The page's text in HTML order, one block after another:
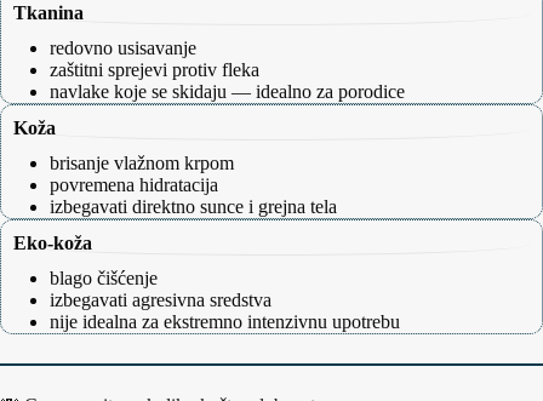
Tkanina
redovno usisavanje
zaštitni sprejevi protiv fleka
navlake koje se skidaju — idealno za porodice
Koža
brisanje vlažnom krpom
povremena hidratacija
izbegavati direktno sunce i grejna tela
Eko‑koža
blago čišćenje
izbegavati agresivna sredstva
nije idealna za ekstremno intenzivnu upotrebu